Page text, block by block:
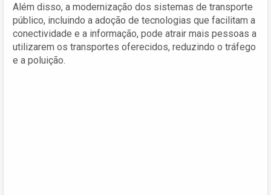
Além disso, a modernização dos sistemas de transporte
público, incluindo a adoção de tecnologias que facilitam a
conectividade e a informação, pode atrair mais pessoas a
utilizarem os transportes oferecidos, reduzindo o tráfego
e a poluição.